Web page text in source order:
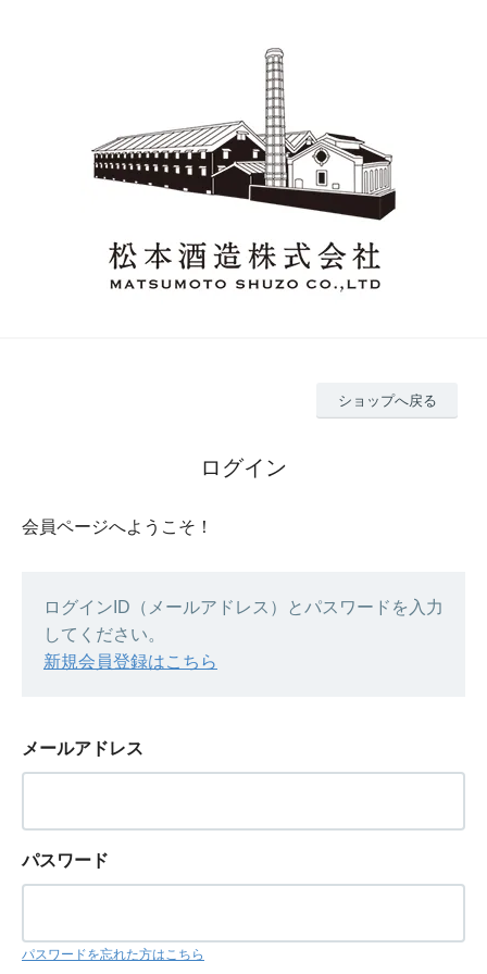
ショップへ戻る
ログイン
会員ページへようこそ！
ログインID（メールアドレス）とパスワードを入力
してください。
新規会員登録はこちら
メールアドレス
パスワード
パスワードを忘れた方はこちら